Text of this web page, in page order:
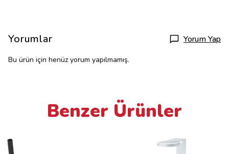
Yorumlar Yorum Yap
Bu ürün için henüz yorum yapılmamış.
Benzer Ürünler